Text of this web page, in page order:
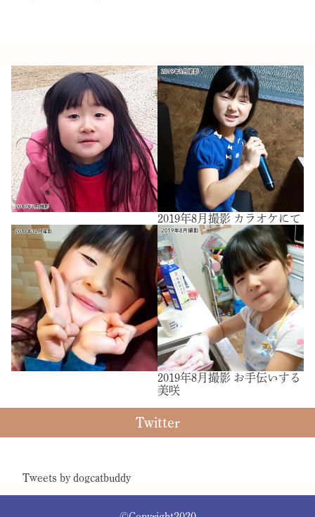
2019年8月撮影 カラオケにて
2019年8月撮影 お手伝いする
美咲
Twitter
Tweets by dogcatbuddy